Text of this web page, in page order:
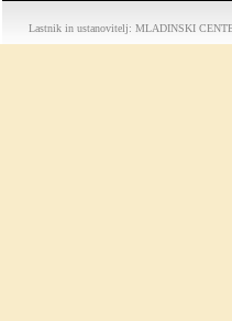
Lastnik in ustanovitelj: MLADINSKI